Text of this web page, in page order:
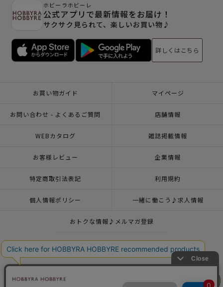
フェア
ホビーラホビーレ
公式アプリで最新情報をお届け！
サクサク見られて、楽しいお買い物♪
詳しくはこちら
お買い物ガイド マイページ
お問い合わせ - よくあるご質問 店舗情報
WEBカタログ 雑誌掲載情報
お客様レビュー 企業情報
特定商取引法表記 利用規約
個人情報ポリシー 一緒に働こう♪求人情報
おトクな情報♪メルマガ登録
© 2026 HOBBYRA HOBBYRE CORPORATION ALL Rights Reserved